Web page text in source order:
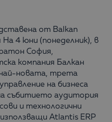
от Balkan
4 юни (понеделник), в
София,
компания Балкан
новата, трета
на бизнеса
събитието аудитория
и технологични
Atlantis ERP